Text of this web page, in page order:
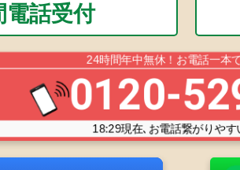
電話受付
24時間年中無休！お電話一本
0120-
18:29現在､お電話繋がりやす